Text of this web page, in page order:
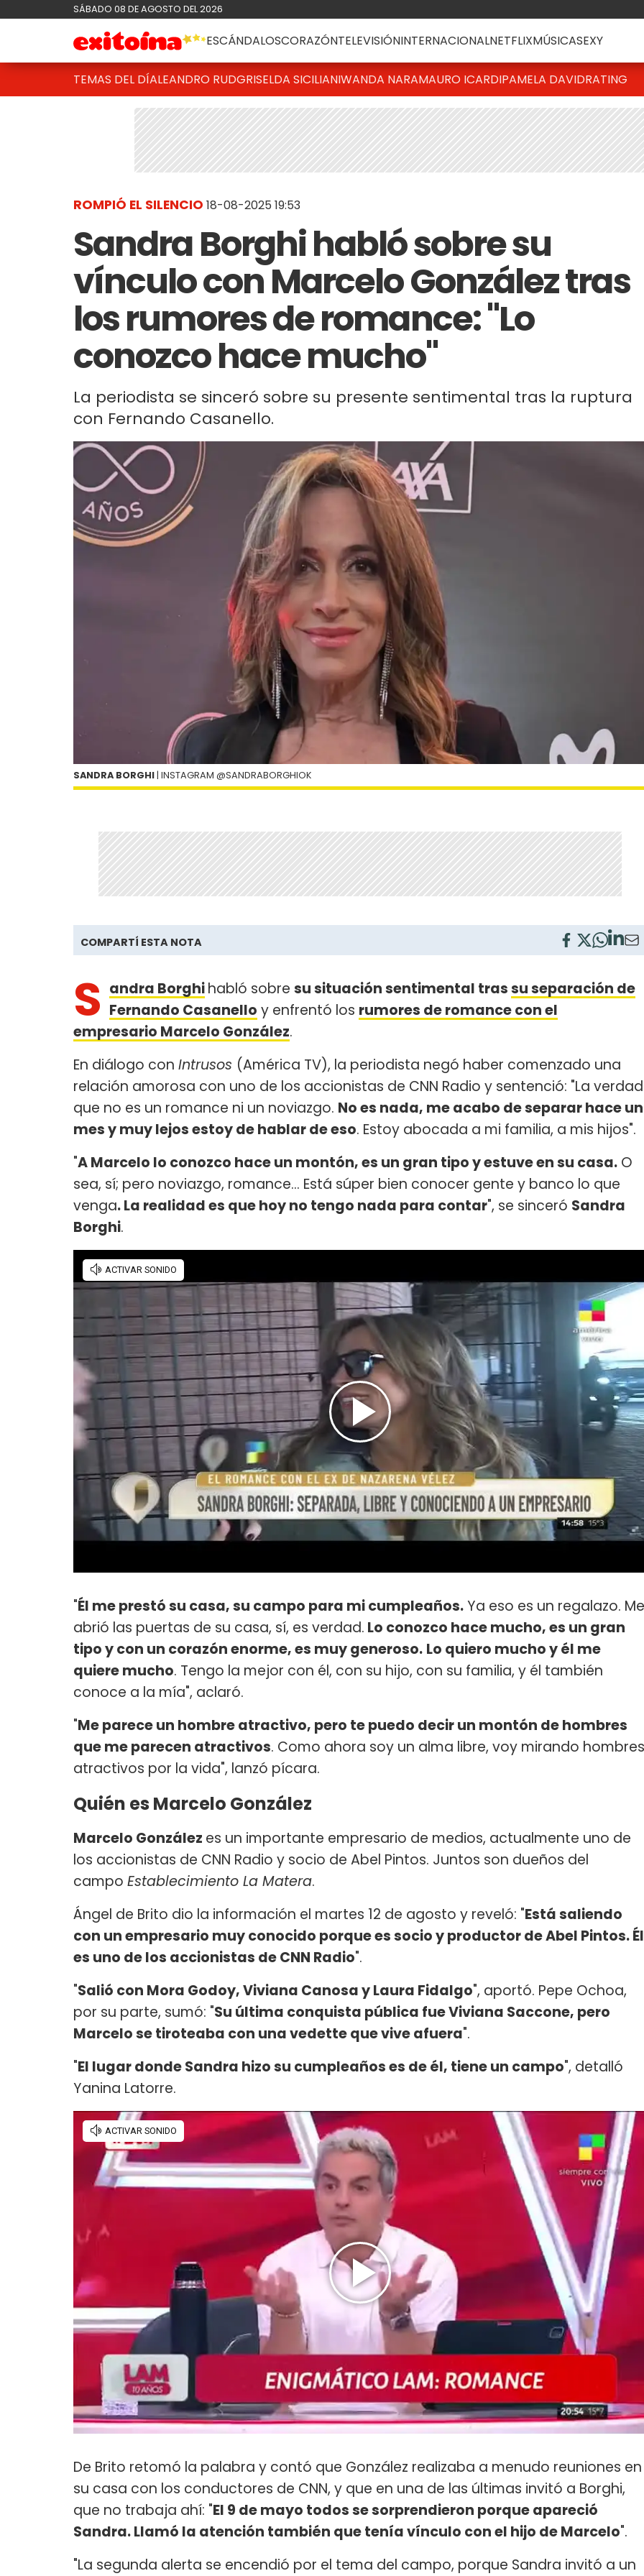
SÁBADO 08 DE AGOSTO DEL 2026
ESCÁNDALOSCORAZÓNTELEVISIÓNINTERNACIONALNETFLIXMÚSICASEXY
TEMAS DEL DÍALEANDRO RUDGRISELDA SICILIANIWANDA NARAMAURO ICARDIPAMELA DAVIDRATING
ROMPIÓ EL SILENCIO 18-08-2025 19:53
Sandra Borghi habló sobre su
vínculo con Marcelo González tras
los rumores de romance: "Lo
conozco hace mucho"
La periodista se sinceró sobre su presente sentimental tras la ruptura
con Fernando Casanello.
SANDRA BORGHI | INSTAGRAM @SANDRABORGHIOK
COMPARTÍ ESTA NOTA
S andra Borghihabló sobre su situación sentimental trassu separación de
Fernando Casanello y enfrentó los rumores de romance con el
empresario Marcelo González.
En diálogo con Intrusos (América TV), la periodista negó haber comenzado una
relación amorosa con uno de los accionistas de CNN Radio y sentenció: "La verdad
que no es un romance ni un noviazgo. No es nada, me acabo de separar hace un
mes y muy lejos estoy de hablar de eso. Estoy abocada a mi familia, a mis hijos".
"A Marcelo lo conozco hace un montón, es un gran tipo y estuve en su casa. O
sea, sí; pero noviazgo, romance… Está súper bien conocer gente y banco lo que
venga. La realidad es que hoy no tengo nada para contar", se sinceró Sandra
Borghi.
"Él me prestó su casa, su campo para mi cumpleaños.Ya eso es un regalazo. Me
abrió las puertas de su casa, sí, es verdad. Lo conozco hace mucho, es un gran
tipo y con un corazón enorme, es muy generoso. Lo quiero mucho y él me
quiere mucho. Tengo la mejor con él, con su hijo, con su familia, y él también
conoce a la mía", aclaró.
"Me parece un hombre atractivo, pero te puedo decir un montón de hombres
que me parecen atractivos. Como ahora soy un alma libre, voy mirando hombres
atractivos por la vida", lanzó pícara.
Quién es Marcelo González
Marcelo González es un importante empresario de medios, actualmente uno de
los accionistas de CNN Radio y socio de Abel Pintos. Juntos son dueños del
campo Establecimiento La Matera.
Ángel de Brito dio la información el martes 12 de agosto y reveló: "Está saliendo
con un empresario muy conocido porque es socio y productor de Abel Pintos. Él
es uno de los accionistas de CNN Radio".
"Salió con Mora Godoy, Viviana Canosa y Laura Fidalgo", aportó. Pepe Ochoa,
por su parte, sumó: "Su última conquista pública fue Viviana Saccone, pero
Marcelo se tiroteaba con una vedette que vive afuera".
"El lugar donde Sandra hizo su cumpleaños es de él, tiene un campo", detalló
Yanina Latorre.
De Brito retomó la palabra y contó que González realizaba a menudo reuniones en
su casa con los conductores de CNN, y que en una de las últimas invitó a Borghi,
que no trabaja ahí: "El 9 de mayo todos se sorprendieron porque apareció
Sandra. Llamó la atención también que tenía vínculo con el hijo de Marcelo".
"La segunda alerta se encendió por el tema del campo, porque Sandra invitó a un